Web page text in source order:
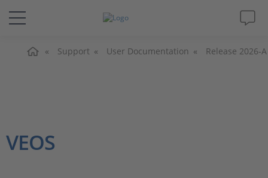
Solutions & Produits
Support User Documentation Release 2026-A
VEOS